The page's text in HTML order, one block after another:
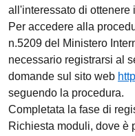
all'interessato di ottenere
Per accedere alla
n.5209 del Ministero
necessario registrarsi al
domande sul sito web
seguendo la procedura.
Completata la fase di
Richiesta moduli, dove è